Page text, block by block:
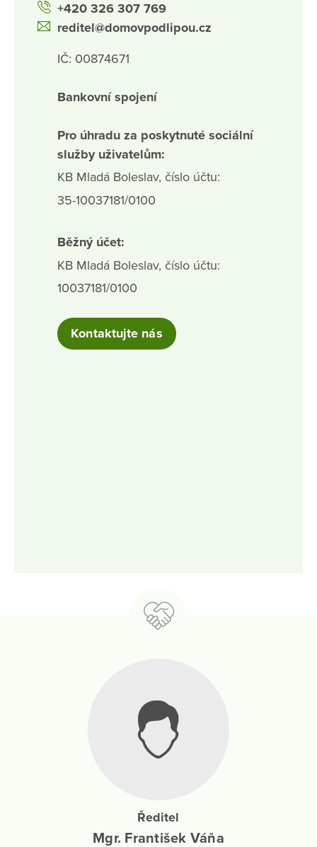
+420 326 307 769
reditel@domovpodlipou.cz
IČ: 00874671
Bankovní spojení
Pro úhradu za poskytnuté sociální
služby uživatelům:
KB Mladá Boleslav, číslo účtu:
35-10037181/0100
Běžný účet:
KB Mladá Boleslav, číslo účtu:
10037181/0100
Kontaktujte nás
Ředitel
Mgr. František Váňa